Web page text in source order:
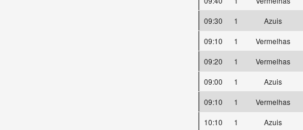
09:30
1 Azuis
09:10
1 Vermelhas
09:20
1 Vermelhas
09:00
1 Azuis
09:10
1 Vermelhas
10:10
1 Azuis